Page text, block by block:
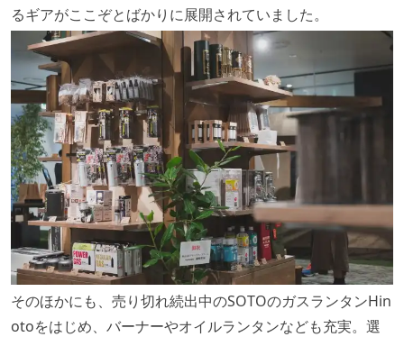
るギアがここぞとばかりに展開されていました。
そのほかにも、売り切れ続出中のSOTOのガスランタンHin
otoをはじめ、バーナーやオイルランタンなども充実。選